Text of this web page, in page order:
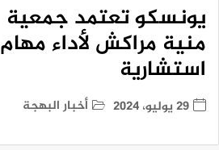
يونسكو تعتمد جمعية
منية مراكش لأداء مهام
استشارية
29 يوليو، 2024 أخبار البهجة